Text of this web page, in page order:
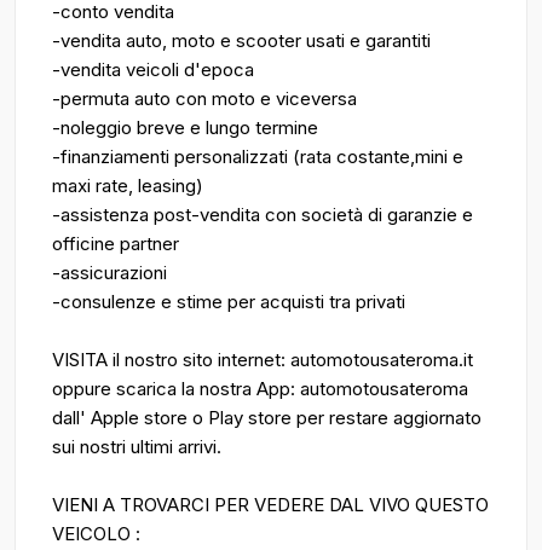
-conto vendita
-vendita auto, moto e scooter usati e garantiti
-vendita veicoli d'epoca
-permuta auto con moto e viceversa
-noleggio breve e lungo termine
-finanziamenti personalizzati (rata costante,mini e
maxi rate, leasing)
-assistenza post-vendita con società di garanzie e
officine partner
-assicurazioni
-consulenze e stime per acquisti tra privati
VISITA il nostro sito internet: automotousateroma.it
oppure scarica la nostra App: automotousateroma
dall' Apple store o Play store per restare aggiornato
sui nostri ultimi arrivi.
VIENI A TROVARCI PER VEDERE DAL VIVO QUESTO
VEICOLO :